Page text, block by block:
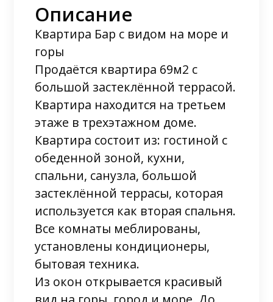
Описание
Квартира Бар с видом на море и
горы
Продаётся квартира 69м2 с
большой застеклённой террасой.
Квартира находится на третьем
этаже в трехэтажном доме.
Квартира состоит из: гостиной с
обеденной зоной, кухни,
спальни, санузла, большой
застеклённой террасы, которая
используется как вторая спальня.
Все комнаты меблированы,
установлены кондиционеры,
бытовая техника.
Из окон открывается красивый